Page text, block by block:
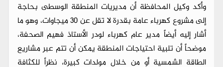
وأكد وكيل المحافظة أن مديريات المنطقة الوسطى بحاجة
إلى مشروع كهرباء عامة بقدرة لا تقل عن 30 ميجاوات، وهو ما
أشار إليه أيضاً مدير عام كهرباء لودر الأستاذ فهيم الصحفة،
موضحاً أن تلبية احتياجات المنطقة يمكن أن تتم عبر مشاريع
الطاقة الشمسية أو من خلال مولدات كبيرة، نظراً للكثافة